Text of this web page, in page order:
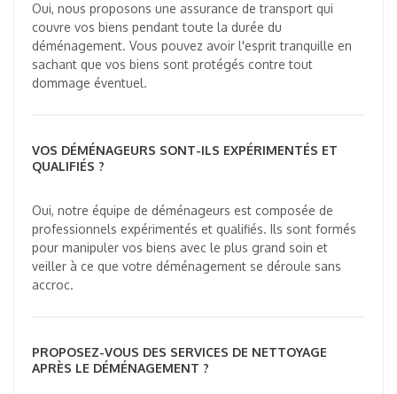
Oui, nous proposons une assurance de transport qui
couvre vos biens pendant toute la durée du
déménagement. Vous pouvez avoir l'esprit tranquille en
sachant que vos biens sont protégés contre tout
dommage éventuel.
VOS DÉMÉNAGEURS SONT-ILS EXPÉRIMENTÉS ET
QUALIFIÉS ?
Oui, notre équipe de déménageurs est composée de
professionnels expérimentés et qualifiés. Ils sont formés
pour manipuler vos biens avec le plus grand soin et
veiller à ce que votre déménagement se déroule sans
accroc.
PROPOSEZ-VOUS DES SERVICES DE NETTOYAGE
APRÈS LE DÉMÉNAGEMENT ?